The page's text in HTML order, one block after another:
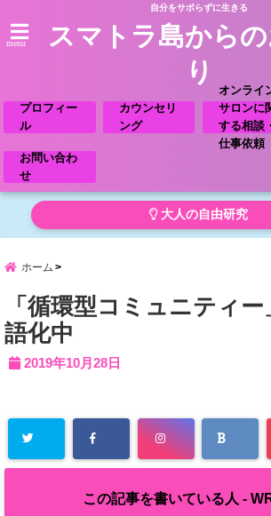
自分をサボらずに生きる
menu
スマトラ島から
り
プロフィー
ル
カウンセリ
ング
オンライ
サロンに
する相談
仕事依頼
お問い合わ
せ
大人の自由研究
ホーム
「循環型コミュニティ
語化中
2019年10月28日
この記事を書いている人 -